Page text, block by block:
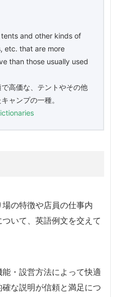
and other kinds of
etc. that are more
than those usually used
高価な、テントやその他
ャンプの一種。
の特徴や店員の仕事内
いて、英語例文を交えて
・設営方法によって快適
な説明が信頼と満足につ